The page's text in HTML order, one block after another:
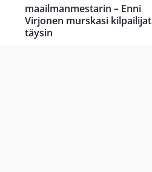
maailmanmestarin – Enni
Virjonen murskasi kilpailijat
täysin